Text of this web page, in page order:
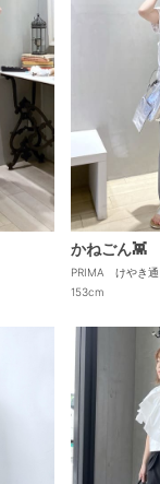
かねごん👾
PRIMA けやき通
153cm